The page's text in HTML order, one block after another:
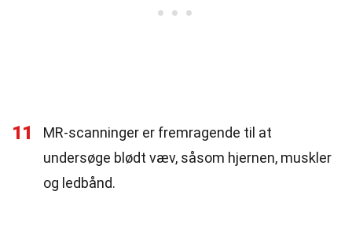
11
MR-scanninger er fremragende til at
undersøge blødt væv, såsom hjernen, muskler
og ledbånd.